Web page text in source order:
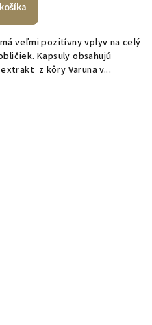
veľmi pozitívny vplyv na celý
Kapsuly obsahujú
z kôry Varuna v...